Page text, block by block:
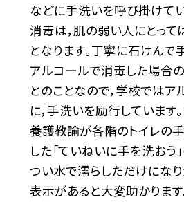
などに手洗いを呼び掛けて
消毒は，肌の弱い人にとって
となります。丁寧に石けんで
アルコールで消毒した場合
とのことなので，学校では
に，手洗いを励行しています
養護教諭が各階のトイレの
した「ていねいに手を洗おう
つい水で濡らしただけになり
表示があると大変助かります